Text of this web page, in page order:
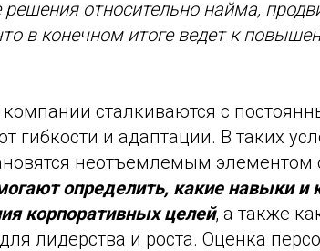
относительно найма,
в конечном итоге ведет к
сталкиваются с
гибкости и адаптации. В таких
неотъемлемым элементом
определить, какие навыки
корпоративных целей, а также
лидерства и роста. Оценка